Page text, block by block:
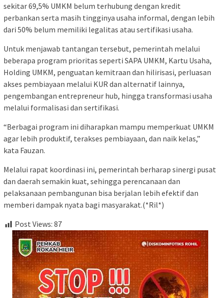
sekitar 69,5% UMKM belum terhubung dengan kredit
perbankan serta masih tingginya usaha informal, dengan lebih
dari 50% belum memiliki legalitas atau sertifikasi usaha.
Untuk menjawab tantangan tersebut, pemerintah melalui
beberapa program prioritas seperti SAPA UMKM, Kartu Usaha,
Holding UMKM, penguatan kemitraan dan hilirisasi, perluasan
akses pembiayaan melalui KUR dan alternatif lainnya,
pengembangan entrepreneur hub, hingga transformasi usaha
melalui formalisasi dan sertifikasi.
“Berbagai program ini diharapkan mampu memperkuat UMKM
agar lebih produktif, terakses pembiayaan, dan naik kelas,”
kata Fauzan.
Melalui rapat koordinasi ini, pemerintah berharap sinergi pusat
dan daerah semakin kuat, sehingga perencanaan dan
pelaksanaan pembangunan bisa berjalan lebih efektif dan
memberi dampak nyata bagi masyarakat.(*Ril*)
Post Views: 87